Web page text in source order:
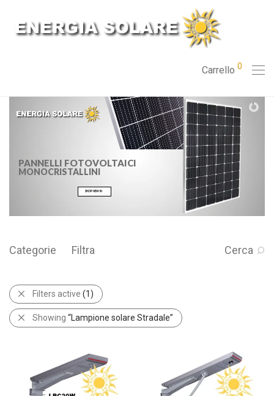
Carrello 0
PANNELLI FOTOVOLTAICI
MONOCRISTALLINI
SHOP NEW IN
Categorie Filtra Cerca
Filters active (1)
Showing “Lampione solare Stradale”